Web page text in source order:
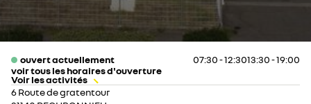
ouvert actuellement 07:30 - 12:3013:30 - 19:00
voir tous les horaires d'ouverture
lundi
mardi
Voir les activités
6 Route de gratentour